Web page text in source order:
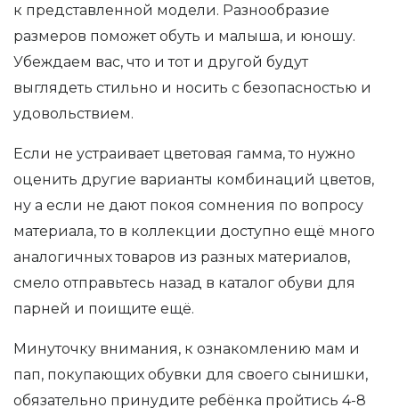
к представленной модели. Разнообразие
размеров поможет обуть и малыша, и юношу.
Убеждаем вас, что и тот и другой будут
выглядеть стильно и носить с безопасностью и
удовольствием.
Если не устраивает цветовая гамма, то нужно
оценить другие варианты комбинаций цветов,
ну а если не дают покоя сомнения по вопросу
материала, то в коллекции доступно ещё много
аналогичных товаров из разных материалов,
смело отправьтесь назад в каталог обуви для
парней и поищите ещё.
Минуточку внимания, к ознакомлению мам и
пап, покупающих обувки для своего сынишки,
обязательно принудите ребёнка пройтись 4-8